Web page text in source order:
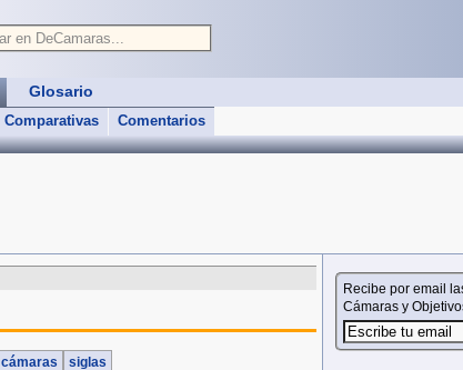
Comparativas Comentarios
Glosario
cámaras siglas
Recibe por email
Cámaras y